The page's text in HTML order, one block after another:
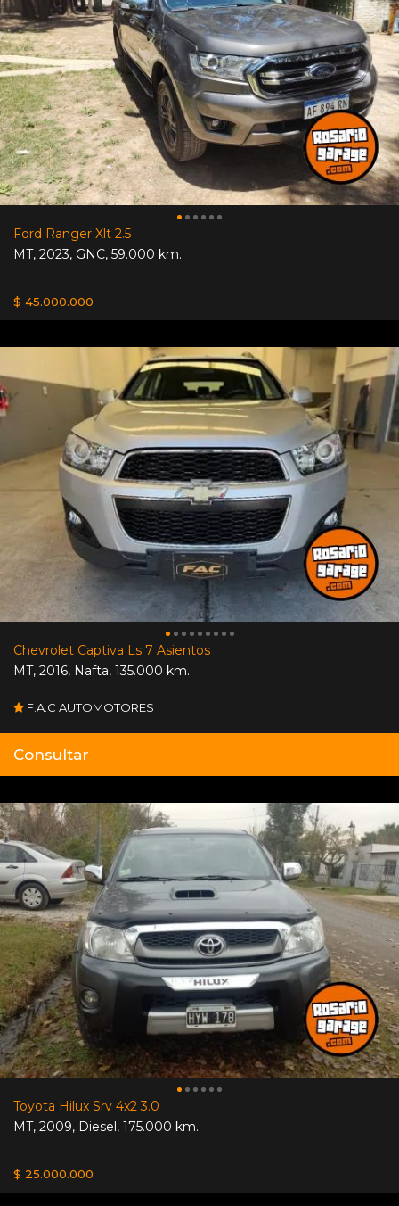
Ford Ranger Xlt 2.5
MT, 2023, GNC, 59.000 km.
$ 45.000.000
Chevrolet Captiva Ls 7 Asientos
MT, 2016, Nafta, 135.000 km.
F.A.C AUTOMOTORES
Consultar
Toyota Hilux Srv 4x2 3.0
MT, 2009, Diesel, 175.000 km.
$ 25.000.000